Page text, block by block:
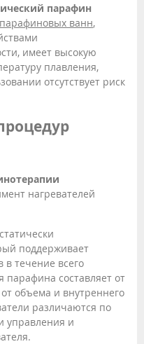
парафин
парафиновых ванн,
имеет высокую
плавления,
отсутствует риск
нагревателей
поддерживает
в течение всего
парафина составляет от
объема и внутреннего
различаются по
управления и